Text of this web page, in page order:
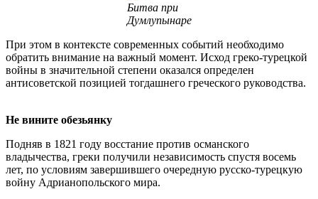
Битва при
Думлупынаре
При этом в контексте современных событий необходимо
обратить внимание на важный момент. Исход греко-турецкой
войны в значительной степени оказался определен
антисоветской позицией тогдашнего греческого руководства.
Не вините обезьянку
Подняв в 1821 году восстание против османского
владычества, греки получили независимость спустя восемь
лет, по условиям завершившего очередную русско-турецкую
войну Адрианопольского мира.